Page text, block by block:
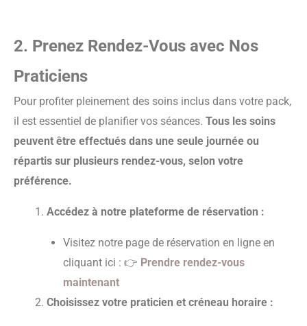
2. Prenez Rendez-Vous avec Nos
Praticiens
Pour profiter pleinement des soins inclus dans votre pack,
il est essentiel de planifier vos séances. Tous les soins
peuvent être effectués dans une seule journée ou
répartis sur plusieurs rendez-vous, selon votre
préférence.
Accédez à notre plateforme de réservation :
Visitez notre page de réservation en ligne en
cliquant ici : 👉 Prendre rendez-vous
maintenant
Choisissez votre praticien et créneau horaire :